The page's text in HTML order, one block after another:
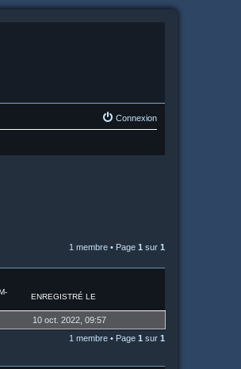
Connexion
1 membre • Page 1 sur 1
ENREGISTRÉ LE
10 oct. 2022, 09:57
1 membre • Page 1 sur 1